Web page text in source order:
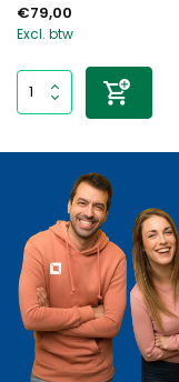
€79,00
Excl. btw